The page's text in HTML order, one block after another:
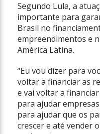
Segundo Lula, a
importante para
Brasil no
empreendimentos e
América Latina.
“Eu vou dizer para
voltar a financiar as
e vai voltar a
para ajudar
para ajudar que os
crescer e até vender